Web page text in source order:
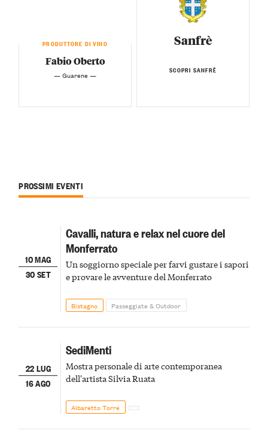
PRODUTTORE DI VINO
Fabio Oberto
— Guarene —
Sanfrè
SCOPRI SANFRÈ
PROSSIMI EVENTI
10 MAG
30 SET
Cavalli, natura e relax nel cuore del
Monferrato
Un soggiorno speciale per farvi gustare i sapori
e provare le avventure del Monferrato
Bistagno Passeggiate & Outdoor
22 LUG
16 AGO
SediMenti
Mostra personale di arte contemporanea
dell'artista Silvia Ruata
Albaretto Torre